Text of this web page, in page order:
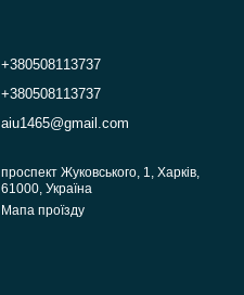
+380508113737
+380508113737
aiu1465@gmail.com
проспект Жуковського, 1, Харків,
61000, Україна
Мапа проїзду